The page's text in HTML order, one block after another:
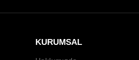
KURUMSAL